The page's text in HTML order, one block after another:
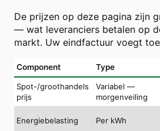
De prijzen op deze pagina zijn
— wat leveranciers betalen op
markt. Uw eindfactuur voegt
Component Type
Spot-/groothandels
prijs
Variabel —
morgenveiling
Energiebelasting Per kWh